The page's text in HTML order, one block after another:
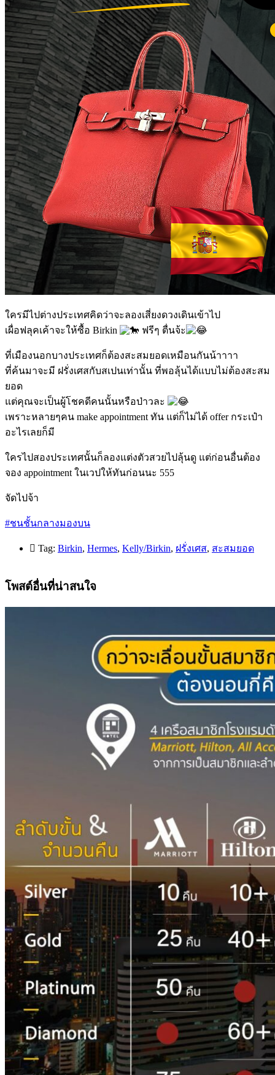
ใครมีไปต่างประเทศคิดว่าจะลองเสี่ยงดวงเดินเข้าไป
เผื่อฟลุคเค้าจะให้ซื้อ Birkin
ฟรีๆ ตื่นจ้ะ
ที่เมืองนอกบางประเทศก็ต้องสะสมยอดเหมือนกันน้าาาา
ที่ค้นมาจะมี ฝรั่งเศสกับสเปนเท่านั้น ที่พอลุ้นได้แบบไม่ต้องสะสม
ยอด
แต่คุณจะเป็นผู้โชคดีคนนั้นหรือป่าวละ
เพราะหลายๆคน make appointment ทัน แต่ก็ไม่ได้ offer กระเป๋า
อะไรเลยก็มี
ใครไปสองประเทศนั้นก็ลองแต่งตัวสวยไปลุ้นดู แต่ก่อนอื่นต้อง
จอง appointment ในเวปให้ทันก่อนนะ 555
จัดไปจ้า
#ชนชั้นกลางมองบน
Tag: Birkin, Hermes, Kelly/Birkin, ฝรั่งเศส, สะสมยอด
โพสต์อื่นที่น่าสนใจ